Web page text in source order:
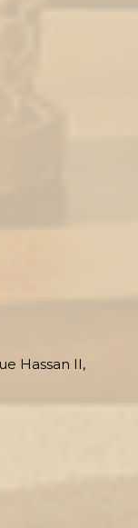
Hassan II,